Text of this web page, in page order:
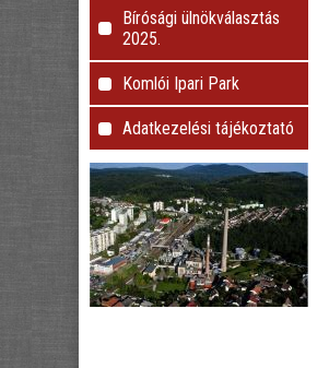
Bírósági ülnökválasztás
2025.
Komlói Ipari Park
Adatkezelési tájékoztató